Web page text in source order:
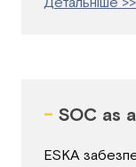
- SOC as
ESKA